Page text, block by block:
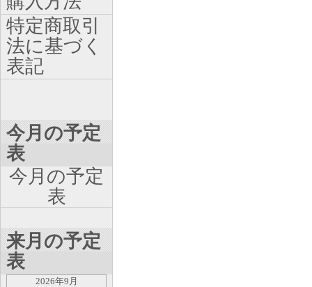
特定商取引
法に基づく
表記
今月の予定
表
今月の予定
表
来月の予定
表
2026年9月